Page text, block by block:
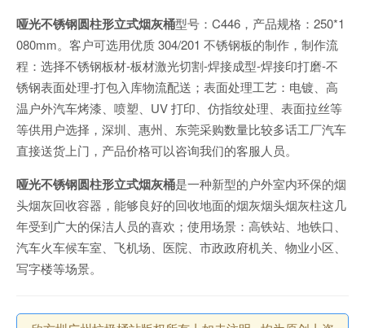
哑光不锈钢圆柱形立式烟灰桶型号：C446，产品规格：250*1
080mm。客户可选用优质 304/201 不锈钢板的制作，制作流
程：选择不锈钢板材-板材激光切割-焊接成型-焊接印打磨-不
锈钢表面处理-打包入库物流配送；表面处理工艺：电镀、高
温户外汽车烤漆、喷塑、UV 打印、仿指纹处理、表面拉丝等
等供用户选择，深圳、惠州、东莞采购数量比较多话工厂汽车
直接送货上门，产品价格可以咨询我们的客服人员。
哑光不锈钢圆柱形立式烟灰桶是一种新型的户外室内环保的烟
头烟灰回收容器，能够良好的回收地面的烟灰烟头烟灰柱这几
年受到广大的保洁人员的喜欢；使用场景：高铁站、地铁口、
汽车火车候车室、飞机场、医院、市政政府机关、物业小区、
写字楼等场景。